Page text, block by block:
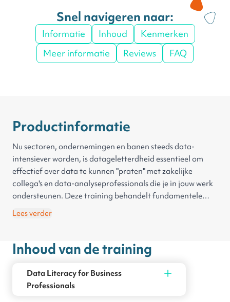
Snel navigeren naar:
Informatie Inhoud
Kenmerken
Meer informatie
Reviews FAQ
Productinformatie
Nu sectoren, ondernemingen en banen steeds data-
intensiever worden, is datageletterdheid essentieel om
effectief over data te kunnen "praten" met zakelijke
collega's en data-analyseprofessionals die je in jouw werk
ondersteunen. Deze training behandelt fundamentele
concepten in gegevensbeheer, gegevenskwaliteit,
International Institute for Analytics.
(www.iianalytics.com)
Lees verder
Inhoud van de training
Data Literacy for Business
Professionals